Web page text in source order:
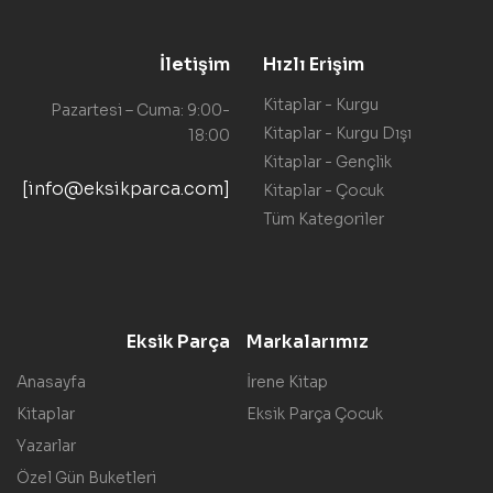
İletişim
Pazartesi – Cuma: 9:00-
18:00
[info@eksikparca.com]
Hızlı Erişim
Kitaplar - Kurgu
Kitaplar - Kurgu Dışı
Kitaplar - Gençlik
Kitaplar - Çocuk
Tüm Kategoriler
Eksik Parça
Anasayfa
Kitaplar
Yazarlar
Özel Gün Buketleri
Markalarımız
İrene Kitap
Eksik Parça Çocuk